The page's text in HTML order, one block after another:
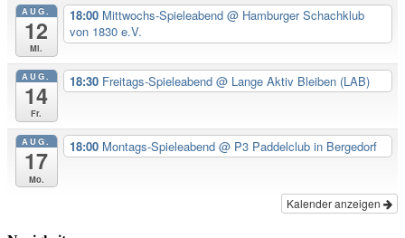
AUG.
12
Mi.
18:00 Mittwochs-Spieleabend @ Hamburger Schachklub
von 1830 e.V.
AUG.
14
Fr.
18:30 Freitags-Spieleabend @ Lange Aktiv Bleiben (LAB)
AUG.
17
Mo.
18:00 Montags-Spieleabend @ P3 Paddelclub in Bergedorf
Kalender anzeigen